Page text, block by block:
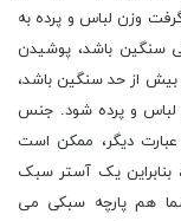
وزن لباس و پرده به
سنگین باشد، پوشیدن
بیش از حد سنگین باشد،
و پرده شود. جنس
دیگر، ممکن است
یک آستر سبک
هم پارچه سبکی می